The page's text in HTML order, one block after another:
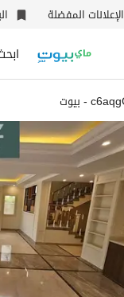
الإعلانات المفضلة